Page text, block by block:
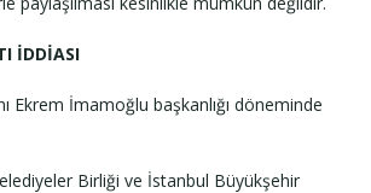
İDDİASI
Ekrem İmamoğlu başkanlığı döneminde
Birliği ve İstanbul Büyükşehir